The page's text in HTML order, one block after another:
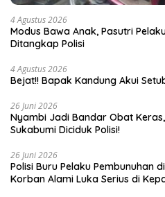
4 Agustus 2026
Modus Bawa Anak, Pasutri
Ditangkap Polisi
4 Agustus 2026
Bejat!! Bapak Kandung Akui
26 Juni 2026
Nyambi Jadi Bandar Obat
Sukabumi Diciduk Polisi!
26 Juni 2026
Polisi Buru Pelaku Pembunuhan
Korban Alami Luka Serius di